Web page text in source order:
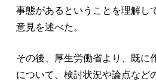
事態があるということを理解し
意見を述べた。
その後、厚生労働省より、既に
について、検討状況や論点など